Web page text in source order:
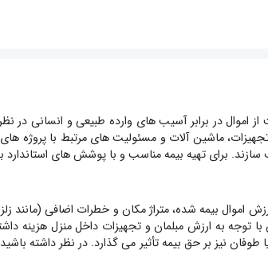
در برابر آسیب های وارده طبیعی و انسانی
تجهیزات، ماشین آلات و مسئولیت های مرتبط با
برای تهیه بیمه مناسب و با پوشش های
اموال بیمه شده، متراژ مکان و خطرات اضافی
است سالانه حداقل حدود ۵,۰۰۰,۰۰۰ تومان با توجه به ارزش مبلمان و
نیز بر حق بیمه تأثیر می گذارد. در نظر داشته